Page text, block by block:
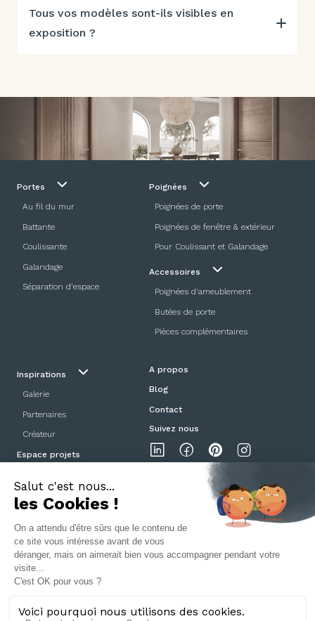
Tous vos modèles sont-ils visibles en
exposition ?
Portes
Au fil du mur
Battante
Coulissante
Galandage
Séparation d’espace
Poignées
Poignées de porte
Poignées de fenêtre & extérieur
Pour Coulissant et Galandage
Accessoires
Poignées d'ameublement
Butées de porte
Pièces complémentaires
Inspirations
Galerie
Partenaires
Créateur
Espace projets
A propos
Blog
Contact
Suivez nous
Mentions légalesPolitique de confidentialitéCGV